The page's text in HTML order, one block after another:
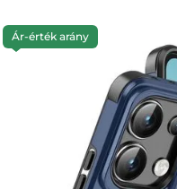
Ár-érték arány